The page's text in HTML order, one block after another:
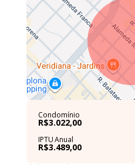
Condomínio
R$3.022,00
IPTU Anual
R$3.489,00